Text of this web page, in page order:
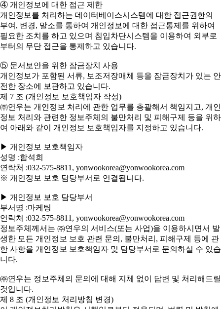
④ 개인정보에 대한 접근 제한
개인정보를 처리하는 데이터베이스시스템에 대한 접근권한의
부여, 변경, 말소를 통하여 개인정보에 대한 접근통제를 위하여
필요한 조치를 하고 있으며 침입차단시스템을 이용하여 외부로
부터의 무단 접근을 통제하고 있습니다.
⑤ 문서보안을 위한 잠금장치 사용
개인정보가 포함된 서류, 보조저장매체 등을 잠금장치가 있는 안
전한 장소에 보관하고 있습니다.
제 7 조 (개인정보 보호책임자 작성)
㈜연우는 개인정보 처리에 관한 업무를 총괄해서 책임지고, 개인
정보 처리와 관련한 정보주체의 불만처리 및 피해구제 등을 위하
여 아래와 같이 개인정보 보호책임자를 지정하고 있습니다.
▶ 개인정보 보호책임자
성명 :함석희
연락처 :032-575-8811, yonwookorea@yonwookorea.com
※ 개인정보 보호 담당부서로 연결됩니다.
▶ 개인정보 보호 담당부서
부서명 :마케팅
연락처 :032-575-8811, yonwookorea@yonwookorea.com
정보주체께서는 ㈜연우의 서비스(또는 사업)을 이용하시면서 발
생한 모든 개인정보 보호 관련 문의, 불만처리, 피해구제 등에 관
한 사항을 개인정보 보호책임자 및 담당부서로 문의하실 수 있습
니다.
㈜연우는 정보주체의 문의에 대해 지체 없이 답변 및 처리해드릴
것입니다.
제 8 조 (개인정보 처리방침 변경)